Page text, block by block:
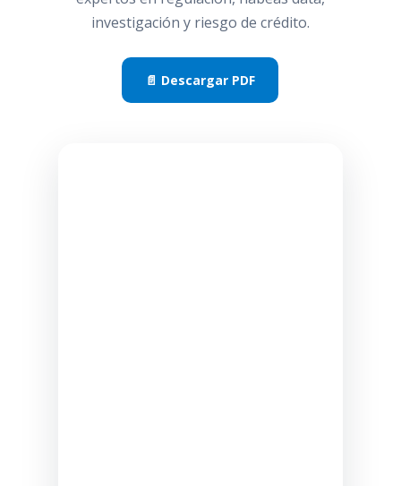
investigación y riesgo de crédito.
📄 Descargar PDF